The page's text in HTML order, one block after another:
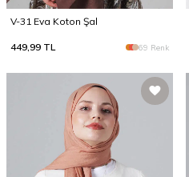
V-31 Eva Koton Şal
449,99 TL 69 Renk